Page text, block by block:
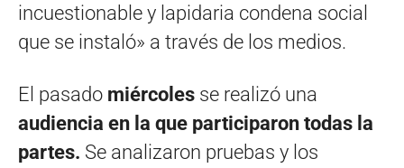
incuestionable y lapidaria condena social
que se instaló» a través de los medios.
El pasado miércoles se realizó una
audiencia en la que participaron todas la
partes. Se analizaron pruebas y los